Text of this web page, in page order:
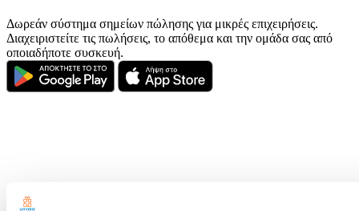
Δωρεάν σύστημα σημείων πώλησης για μικρές επιχειρήσεις.
Διαχειριστείτε τις πωλήσεις, το απόθεμα και την ομάδα σας από
οποιαδήποτε συσκευή.